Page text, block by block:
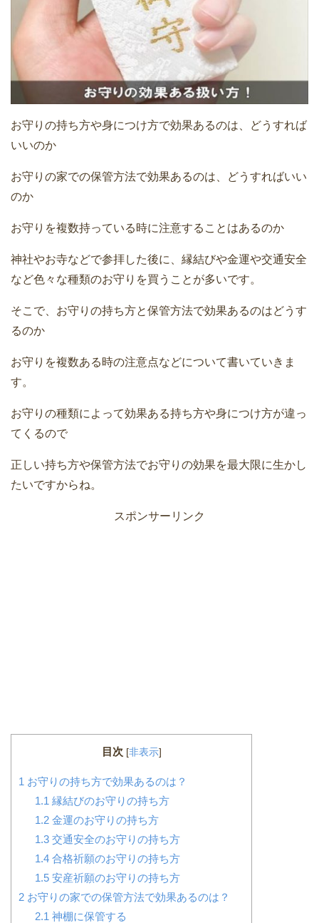
お守りの持ち方や身につけ方で効果あるのは、どうすれば
いいのか
お守りの家での保管方法で効果あるのは、どうすればいい
のか
お守りを複数持っている時に注意することはあるのか
神社やお寺などで参拝した後に、縁結びや金運や交通安全
など色々な種類のお守りを買うことが多いです。
そこで、お守りの持ち方と保管方法で効果あるのはどうす
るのか
お守りを複数ある時の注意点などについて書いていきま
す。
お守りの種類によって効果ある持ち方や身につけ方が違っ
てくるので
正しい持ち方や保管方法でお守りの効果を最大限に生かし
たいですからね。
スポンサーリンク
目次 [非表示]
1 お守りの持ち方で効果あるのは？
1.1 縁結びのお守りの持ち方
1.2金運のお守りの持ち方
1.3交通安全のお守りの持ち方
1.4合格祈願のお守りの持ち方
1.5安産祈願のお守りの持ち方
2 お守りの家での保管方法で効果あるのは？
2.1 神棚に保管する